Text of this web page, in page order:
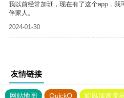
我以前经常加班，现在有了这个app，我
伴家人。
2024-01-30
友情链接
网站地图 QuickQ 旋风加速度